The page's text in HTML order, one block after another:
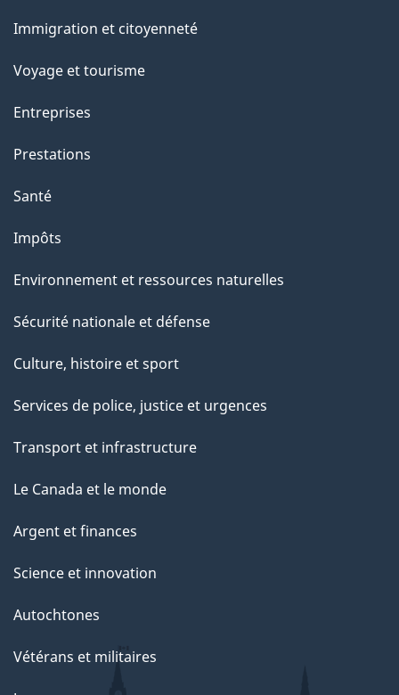
sujets
Immigration et citoyenneté
Voyage et tourisme
Entreprises
Prestations
Santé
Impôts
Environnement et ressources naturelles
Sécurité nationale et défense
Culture, histoire et sport
Services de police, justice et urgences
Transport et infrastructure
Le Canada et le monde
Argent et finances
Science et innovation
Autochtones
Vétérans et militaires